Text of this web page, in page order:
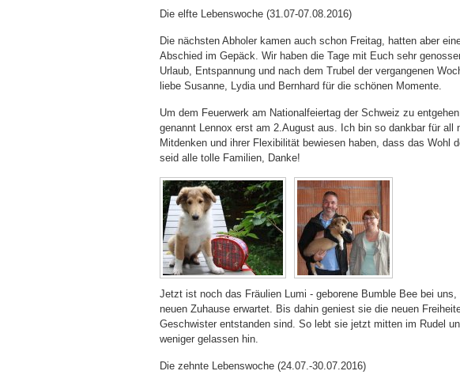
Die elfte Lebenswoche (31.07-07.08.2016)
Die nächsten Abholer kamen auch schon Freitag, hatten aber
Abschied im Gepäck. Wir haben die Tage mit Euch sehr
Urlaub, Entspannung und nach dem Trubel der vergangenen
liebe Susanne, Lydia und Bernhard für die schönen Momente.
Um dem Feuerwerk am Nationalfeiertag der Schweiz zu
genannt Lennox erst am 2.August aus. Ich bin so dankbar für all
Mitdenken und ihrer Flexibilität bewiesen haben, dass das Wohl
seid alle tolle Familien, Danke!
Jetzt ist noch das Fräulien Lumi - geborene Bumble Bee bei
neuen Zuhause erwartet. Bis dahin geniest sie die neuen
Geschwister entstanden sind. So lebt sie jetzt mitten im Rudel
weniger gelassen hin.
Die zehnte Lebenswoche (24.07.-30.07.2016)